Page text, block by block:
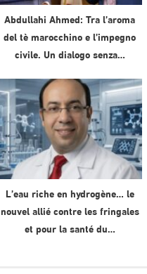
Abdullahi Ahmed: Tra l’aroma
del tè marocchino e l’impegno
civile. Un dialogo senza…
L’eau riche en hydrogène… le
nouvel allié contre les fringales
et pour la santé du…